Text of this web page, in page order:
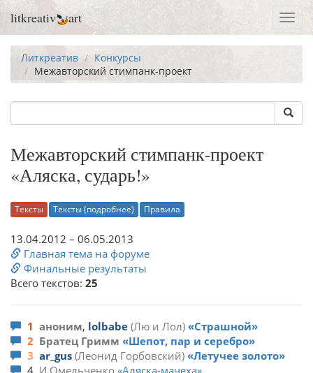
litkreativ art
Литкреатив
Конкурсы
Межавторский стимпанк-проект
Межавторский стимпанк-проект
«Аляска, сударь!»
Тексты Тексты (подробнее) Правила
13.04.2012 – 06.05.2013
Главная тема на форуме
Финальные результаты
Всего текстов: 25
1 аноним, lolbabe Лю и Лол
Страшной
2 Братец Гримм
Шепот, пар и серебро
3 ar_gus Леонид Горбовский
Летучее золото
4 И.Омельченко Аляска-мачеха